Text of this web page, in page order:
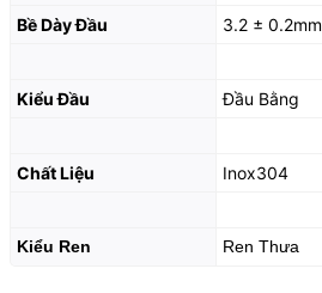
Bề Dày Đầu
3.2 ± 0.2mm
Kiểu Đầu Đầu Bằng
Chất Liệu Inox304
Kiểu Ren Ren Thưa